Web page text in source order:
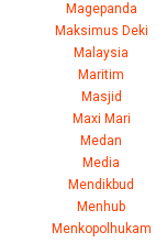
Magepanda
Maksimus Deki
Malaysia
Maritim
Masjid
Maxi Mari
Medan
Media
Mendikbud
Menhub
Menkopolhukam